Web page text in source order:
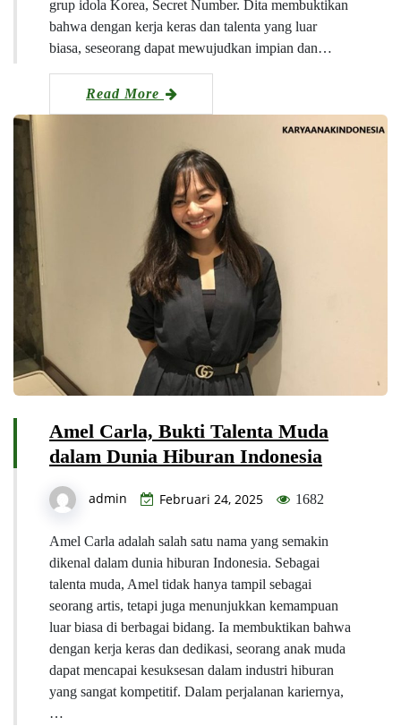
grup idola Korea, Secret Number. Dita membuktikan
bahwa dengan kerja keras dan talenta yang luar
biasa, seseorang dapat mewujudkan impian dan…
Read More
Amel Carla, Bukti Talenta Muda
dalam Dunia Hiburan Indonesia
admin Februari 24, 2025 1682
Amel Carla adalah salah satu nama yang semakin
dikenal dalam dunia hiburan Indonesia. Sebagai
talenta muda, Amel tidak hanya tampil sebagai
seorang artis, tetapi juga menunjukkan kemampuan
luar biasa di berbagai bidang. Ia membuktikan bahwa
dengan kerja keras dan dedikasi, seorang anak muda
dapat mencapai kesuksesan dalam industri hiburan
yang sangat kompetitif. Dalam perjalanan kariernya,
…